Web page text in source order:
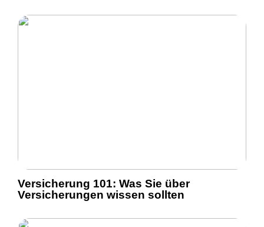
Versicherung 101: Was Sie über
Versicherungen wissen sollten